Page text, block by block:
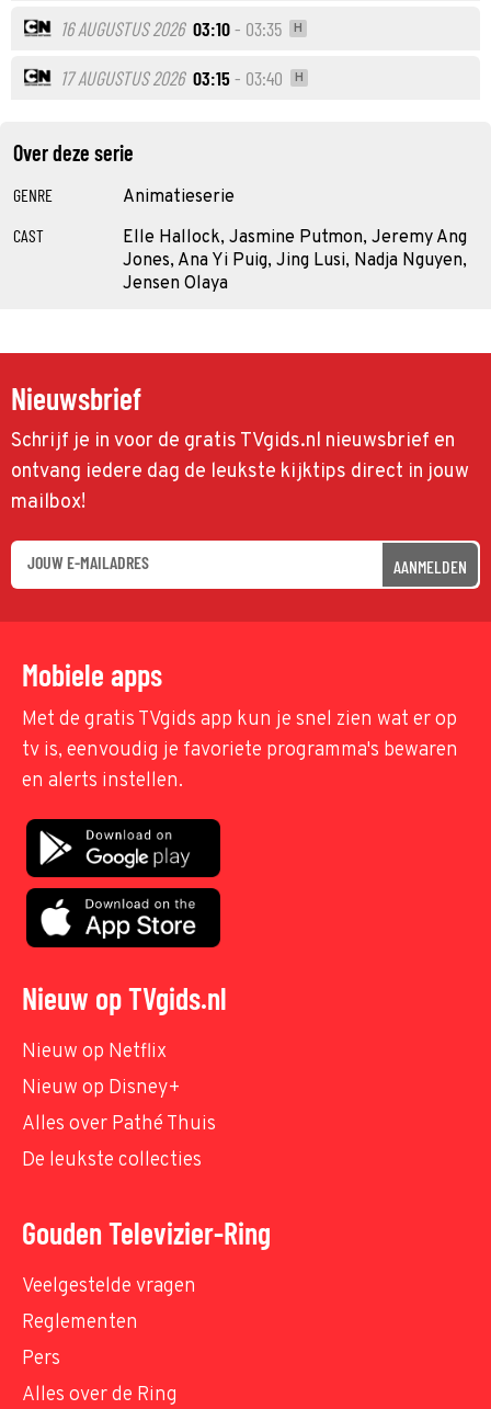
16 AUGUSTUS 2026 03:10- 03:35 H
17 AUGUSTUS 2026 03:15- 03:40 H
Over deze serie
GENRE Animatieserie
CAST
Elle Hallock, Jasmine Putmon, Jeremy Ang
Jones, Ana Yi Puig, Jing Lusi, Nadja Nguyen,
Jensen Olaya
Nieuwsbrief
Schrijf je in voor de gratis TVgids.nl nieuwsbrief en
ontvang iedere dag de leukste kijktips direct in jouw
mailbox!
AANMELDEN
Mobiele apps
Met de gratis TVgids app kun je snel zien wat er op
tv is, eenvoudig je favoriete programma's bewaren
en alerts instellen.
Nieuw op TVgids.nl
Nieuw op Netflix
Nieuw op Disney+
Alles over Pathé Thuis
De leukste collecties
Gouden Televizier-Ring
Veelgestelde vragen
Reglementen
Pers
Alles over de Ring